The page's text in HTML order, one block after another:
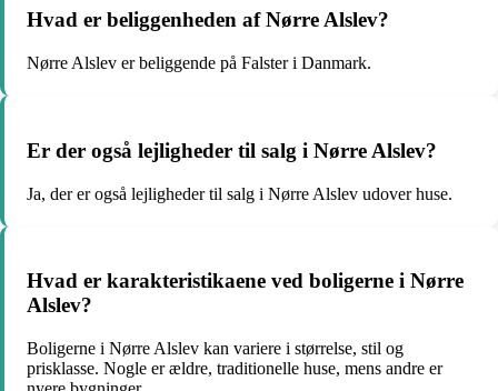
Hvad er beliggenheden af Nørre Alslev?
Nørre Alslev er beliggende på Falster i Danmark.
Er der også lejligheder til salg i Nørre Alslev?
Ja, der er også lejligheder til salg i Nørre Alslev udover huse.
Hvad er karakteristikaene ved boligerne i Nørre
Alslev?
Boligerne i Nørre Alslev kan variere i størrelse, stil og
prisklasse. Nogle er ældre, traditionelle huse, mens andre er